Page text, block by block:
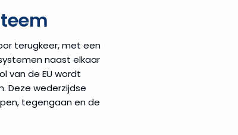
terugkeer, met een
naast elkaar
van de EU wordt
Deze wederzijdse
tegengaan en de